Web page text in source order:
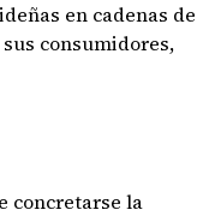
en cadenas de
consumidores,
concretarse la